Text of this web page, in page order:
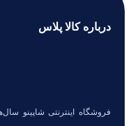
درباره کالا پلاس
فروشگاه اینترنتی شاپینو